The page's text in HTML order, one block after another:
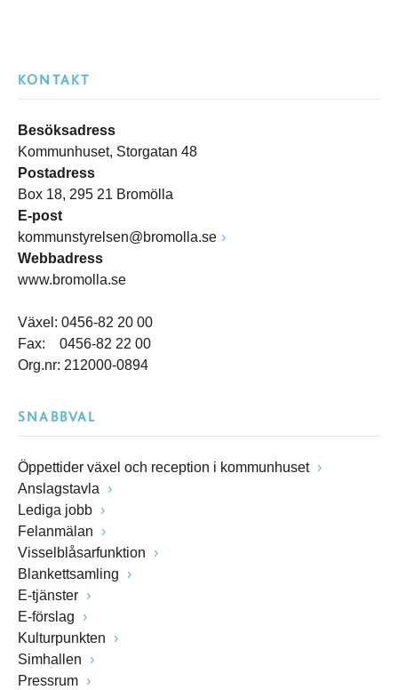
KONTAKT
Besöksadress
Kommunhuset, Storgatan 48
Postadress
Box 18, 295 21 Bromölla
E-post
kommunstyrelsen@bromolla.se
Webbadress
www.bromolla.se
Växel: 0456-82 20 00
Fax: 0456-82 22 00
Org.nr: 212000-0894
SNABBVAL
Öppettider växel och reception i kommunhuset
Anslagstavla
Lediga jobb
Felanmälan
Visselblåsarfunktion
Blankettsamling
E-tjänster
E-förslag
Kulturpunkten
Simhallen
Pressrum